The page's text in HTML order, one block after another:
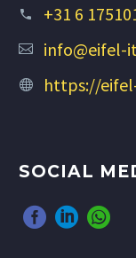
+31 6
info@eifel-
https://
SOCIAL